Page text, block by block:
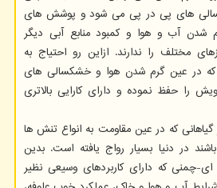
های پی در پی می شود و پوشش های
شدن آب و هوا و کمبود منابع آبی دیگر
مختلف را ندارند. ازاین رو احتیاج به
در عین گرم شدن هوا و خشکسالی های
را حفظ نموده و دارای کارایی بالاتری
گیاهانی که در عین مقاومت به انواع تنش ها
باشند در دنیا بسیار رواج یافته است. بدین
ای-چمنی که دارای کاربردهای وسیعی نظیر